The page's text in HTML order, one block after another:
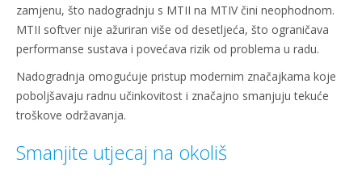
zamjenu, što nadogradnju s MTII na MTIV čini neophodnom.
MTII softver nije ažuriran više od desetljeća, što ograničava
performanse sustava i povećava rizik od problema u radu.
Nadogradnja omogućuje pristup modernim značajkama koje
poboljšavaju radnu učinkovitost i značajno smanjuju tekuće
troškove održavanja.
Smanjite utjecaj na okoliš